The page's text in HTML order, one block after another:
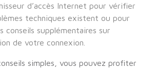
d’accès Internet pour vérifier
techniques existent ou pour
conseils supplémentaires sur
de votre connexion.
simples, vous pouvez profiter